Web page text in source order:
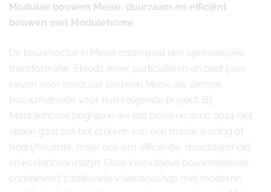
Modulair bouwen Meise: duurzaam en efficiënt
bouwen met Modulehome
De bouwsector in Meise ondergaat een opmerkelijke
transformatie. Steeds meer particulieren en bedrijven
kiezen voor modulair bouwen Meise als slimme
bouwmethode voor hun volgende project. Bij
Modulehome begrijpen we dat bouwen anno 2024 niet
alleen gaat om het creëren van een mooie woning of
bedrijfsruimte, maar ook om efficiëntie, duurzaamheid
en kostenbewustzijn. Deze innovatieve bouwmethode
combineert traditionele vakmanschap met moderne